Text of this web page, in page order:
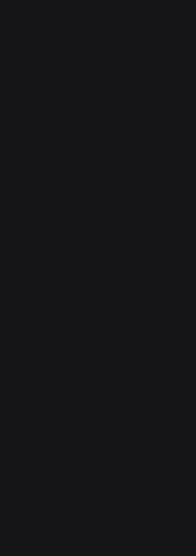
van
het lopen in
naar een
maar
bij Simon ben
het lopen!